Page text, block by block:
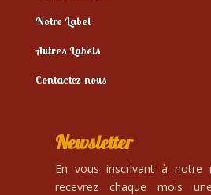
Notre Label
Autres Labels
Contactez-nous
Newsletter
En vous inscrivant à notre
recevrez chaque mois